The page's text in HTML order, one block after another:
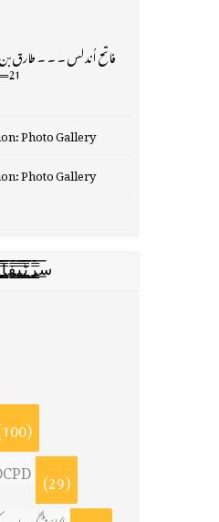
فاتح اُندلس ۔ ۔ ۔ طارق بن
21═(ملاگا کی فتح )═
Photo Gallery
Photo Gallery
(29)